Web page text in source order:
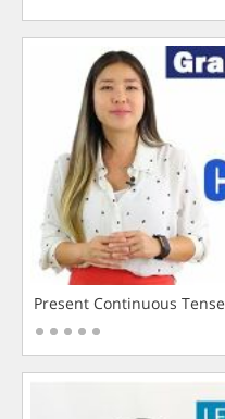
Present Continuous Tense